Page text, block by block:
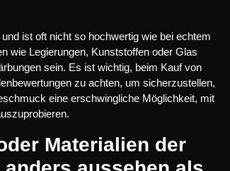
ist oft nicht so hochwertig wie bei echtem
wie Legierungen, Kunststoffen oder Glas
sein. Es ist wichtig, beim Kauf von
zu achten, um sicherzustellen,
eine erschwingliche Möglichkeit, mit
Materialien der